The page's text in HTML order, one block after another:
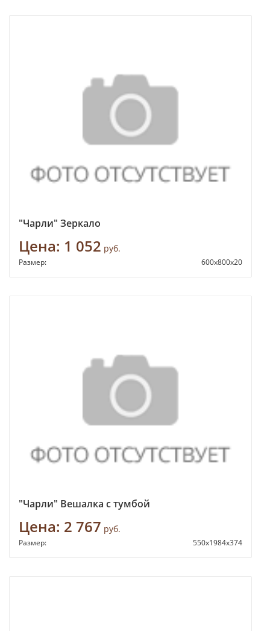
"Чарли" Зеркало
Цена: 1 052 руб.
Размер: 600х800х20
"Чарли" Вешалка с тумбой
Цена: 2 767 руб.
Размер: 550х1984х374